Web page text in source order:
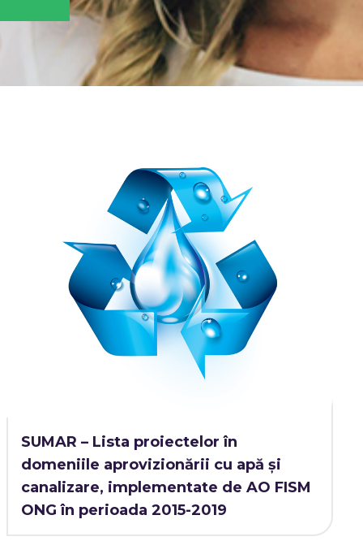
SUMAR – Lista proiectelor în
domeniile aprovizionării cu apă și
canalizare, implementate de AO FISM
ONG în perioada 2015-2019